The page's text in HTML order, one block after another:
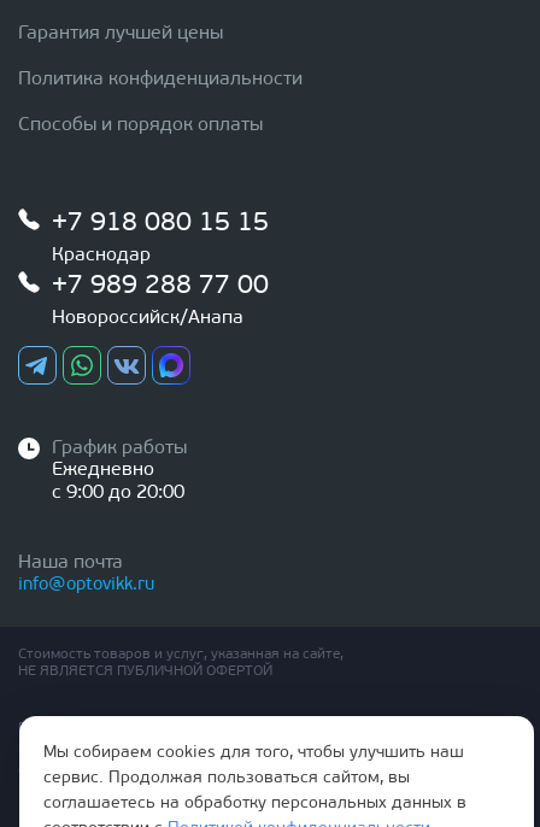
Гарантия лучшей цены
Политика конфиденциальности
Способы и порядок оплаты
+7 918 080 15 15
Краснодар
+7 989 288 77 00
Новороссийск/Анапа
График работы
Ежедневно
с 9:00 до 20:00
Наша почта
info@optovikk.ru
Стоимость товаров и услуг, указанная на сайте,
НЕ ЯВЛЯЕТСЯ ПУБЛИЧНОЙ ОФЕРТОЙ
Правила эксплутации входных и межкомнатных дверей
Политика обработки персональных данных
Согласие на обработку персональных данных
Мы собираем cookies для того, чтобы улучшить наш
сервис. Продолжая пользоваться сайтом, вы
соглашаетесь на обработку персональных данных в